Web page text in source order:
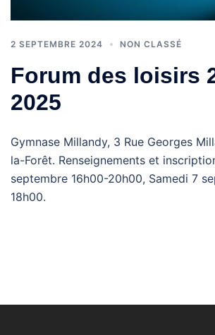
2 SEPTEMBRE 2024 NON CLASSÉ
Forum des loisirs
2025
Gymnase Millandy, 3 Rue Georges
la-Forêt. Renseignements et
septembre 16h00-20h00, Samedi 7
18h00.